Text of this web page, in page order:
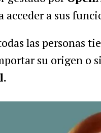
acceder a sus
las personas
su origen o